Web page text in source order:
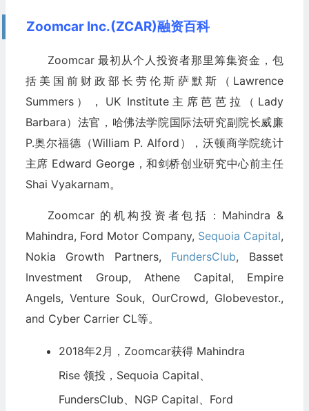
Zoomcar Inc.(ZCAR)融资百科
Zoomcar 最初从个人投资者那里筹集资金，包
括美国前财政部长劳伦斯萨默斯（Lawrence
Summers），UK Institute主席芭芭拉（Lady
Barbara）法官，哈佛法学院国际法研究副院长威廉
P.奥尔福德（William P. Alford），沃顿商学院统计
主席 Edward George，和剑桥创业研究中心前主任
Shai Vyakarnam。
Zoomcar 的机构投资者包括：Mahindra &
Mahindra, Ford Motor Company, Sequoia Capital,
Nokia Growth Partners, FundersClub, Basset
Investment Group, Athene Capital, Empire
Angels, Venture Souk, OurCrowd, Globevestor.,
and Cyber Carrier CL等。
2018年2月，Zoomcar获得 Mahindra
Rise 领投， Sequoia Capital、
FundersClub、NGP Capital、Ford